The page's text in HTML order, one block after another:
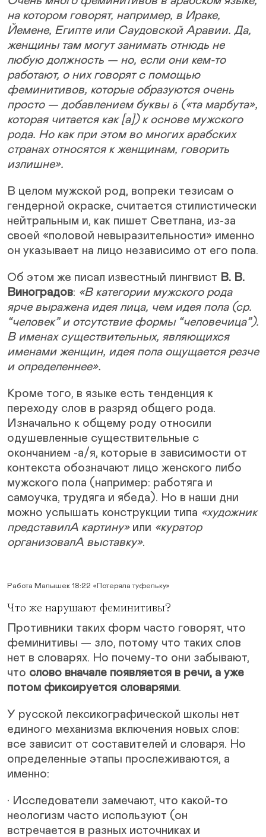
на котором говорят, например, в Ираке,
Йемене, Египте или Саудовской Аравии. Да,
женщины там могут занимать отнюдь не
любую должность — но, если они кем-то
работают, о них говорят с помощью
феминитивов, которые образуются очень
просто — добавлением буквы ة («та марбута»,
которая читается как [a]) к основе мужского
рода. Но как при этом во многих арабских
странах относятся к женщинам, говорить
излишне».
В целом мужской род, вопреки тезисам о
гендерной окраске, считается стилистически
нейтральным и, как пишет Светлана, из-за
своей «половой невыразительности» именно
он указывает на лицо независимо от его пола.
Об этом же писал известный лингвист В. В.
Виноградов: «В категории мужского рода
ярче выражена идея лица, чем идея пола (ср.
“человек” и отсутствие формы “человечица”).
В именах существительных, являющихся
именами женщин, идея пола ощущается резче
и определеннее».
Кроме того, в языке есть тенденция к
переходу слов в разряд общего рода.
Изначально к общему роду относили
одушевленные существительные с
окончанием -а/я, которые в зависимости от
контекста обозначают лицо женского либо
мужского пола (например: работяга и
самоучка, трудяга и ябеда). Но в наши дни
можно услышать конструкции типа «художник
представилА картину»или «куратор
организовалА выставку».
Работа Малышек 18:22 «Потеряла туфельку»
Что же нарушают феминитивы?
Противники таких форм часто говорят, что
феминитивы — зло, потому что таких слов
нет в словарях. Но почему-то они забывают,
что слово вначале появляется в речи, а уже
потом фиксируется словарями.
У русской лексикографической школы нет
единого механизма включения новых слов:
все зависит от составителей и словаря. Но
определенные этапы прослеживаются, а
именно:
• Исследователи замечают, что какой-то
неологизм часто используют (он
встречается в разных источниках и